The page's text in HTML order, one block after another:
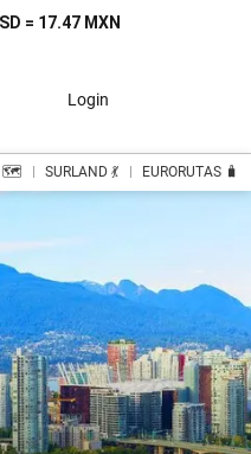
= 17.47 MXN
Login
🗺️ SURLAND 💃 EURORUTAS 🧳